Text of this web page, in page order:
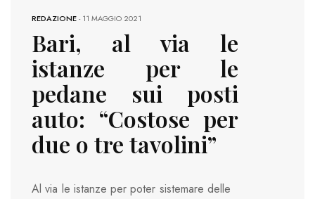
REDAZIONE-11 MAGGIO 2021
Bari, al via le
istanze per le
pedane sui posti
auto: “Costose per
due o tre tavolini”
Al via le istanze per poter sistemare delle